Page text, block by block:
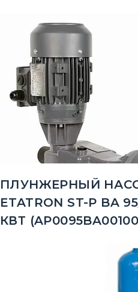
ПЛУНЖЕРНЫЙ
ETATRON ST-P BA
КВТ